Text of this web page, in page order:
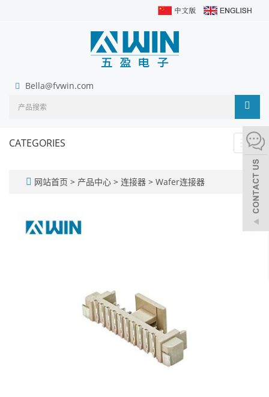
Bella@fvwin.com
CATEGORIES
网站首页 > 产品中心 > 连接器 > Wafer连接器